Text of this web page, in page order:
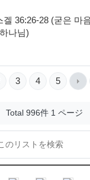
겔 36:26-28 (굳은 마
나님)
3 4 5
Total 996件1 ページ